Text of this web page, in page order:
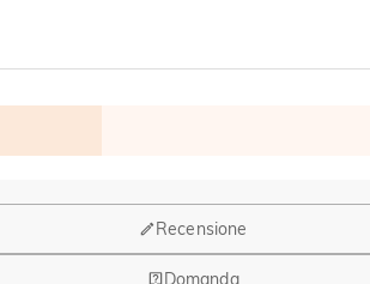
Recensione
Domanda